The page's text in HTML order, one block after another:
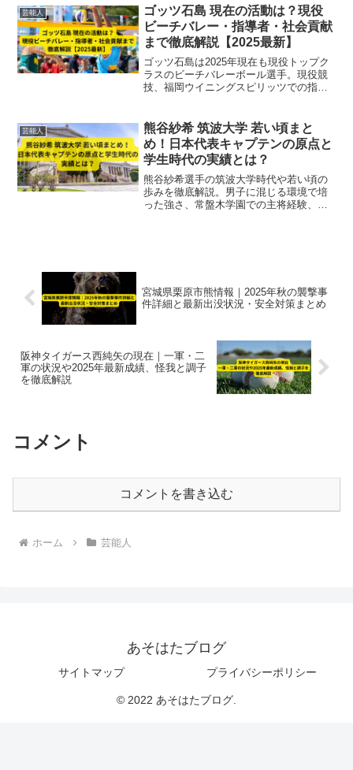
2025年最新情報で紹介します。松丘慎吾
の元相方・林伸行が2004年に起こした事
件の詳細と、坂道コロンブス解散までの
経緯を徹底解説。事件後の松丘の芸人人
生への影響や、新たな相方との再起、夫
婦コンビとしての現在までを2025年最新
情報で紹介します。
芸能人
ゴッツ石島 現在の活動は？現役
ビーチバレー・指導者・社会貢献
まで徹底解説【2025最新】
ゴッツ石島は2025年現在も現役トップク
ラスのビーチバレーボール選手。現役競
技、福岡ウイニングスピリッツでの指
芸能人
熊谷紗希 筑波大学 若い頃まと
め！日本代表キャプテンの原点と
学生時代の実績とは？
熊谷紗希選手の筑波大学時代や若い頃の
歩みを徹底解説。男子に混じる環境で培
った強さ、常盤木学園での主将経験、筑
宮城県栗原市熊情報｜2025年秋の襲撃事
件詳細と最新出没状況・安全対策まとめ
阪神タイガース西純矢の現在｜一軍・二
軍の状況や2025年最新成績、怪我と調子
を徹底解説
コメント
コメントを書き込む
ホーム 芸能人
あそはたブログ
サイトマップ プライバシーポリシー
© 2022 あそはたブログ.